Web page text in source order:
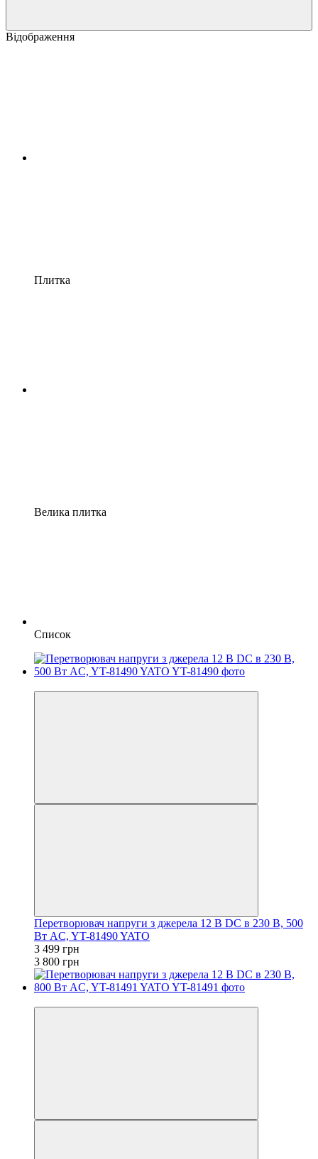
Відображення
Плитка
Велика плитка
Список
Перетворювач напруги з джерела 12 В DC в 230 В, 500
Вт AC, YT-81490 YATO
3 499 грн
3 800 грн